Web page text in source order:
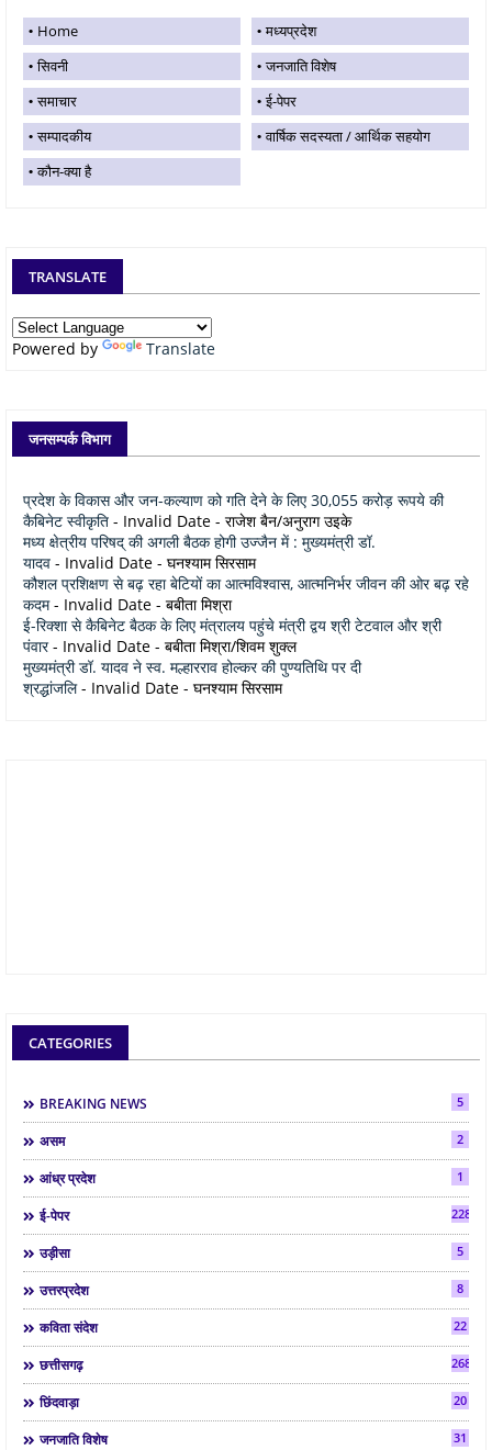
Home
मध्यप्रदेश
सिवनी
जनजाति विशेष
समाचार
ई-पेपर
सम्पादकीय
वार्षिक सदस्यता / आर्थिक सहयोग
कौन-क्या है
TRANSLATE
Powered by Translate
जनसम्पर्क विभाग
प्रदेश के विकास और जन-कल्याण को गति देने के लिए 30,055 करोड़ रूपये की
कैबिनेट स्वीकृति - Invalid Date - राजेश बैन/अनुराग उइके
मध्य क्षेत्रीय परिषद् की अगली बैठक होगी उज्जैन में : मुख्यमंत्री डॉ.
यादव - Invalid Date - घनश्याम सिरसाम
कौशल प्रशिक्षण से बढ़ रहा बेटियों का आत्मविश्वास, आत्मनिर्भर जीवन की ओर बढ़ रहे
कदम- Invalid Date - बबीता मिश्रा
ई-रिक्शा से कैबिनेट बैठक के लिए मंत्रालय पहुंचे मंत्री द्वय श्री टेटवाल और श्री
पंवार- Invalid Date - बबीता मिश्रा/शिवम शुक्ल
मुख्यमंत्री डॉ. यादव ने स्व. मल्हारराव होल्कर की पुण्यतिथि पर दी
श्रद्धांजलि- Invalid Date - घनश्याम सिरसाम
CATEGORIES
BREAKING NEWS 5
असम 2
आंध्र प्रदेश 1
ई-पेपर 2286
उड़ीसा 5
उत्तरप्रदेश 8
कविता संदेश 22
छत्तीसगढ़ 268
छिंदवाड़ा 20
जनजाति विशेष 31